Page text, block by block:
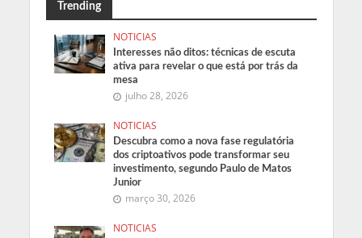
Trending
NOTICIAS
Interesses não ditos: técnicas de escuta
ativa para revelar o que está por trás da
mesa
julho 28, 2026
NOTICIAS
Descubra como a nova fase regulatória
dos criptoativos pode transformar seu
investimento, segundo Paulo de Matos
Junior
março 30, 2026
NOTICIAS